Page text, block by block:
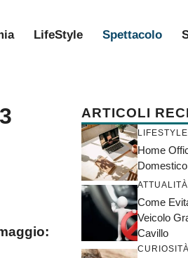
LifeStyle Spettacolo
ARTICOLI
LIFESTYLE
Home
ATTUALITÀ
Come
Veicolo
Cavillo
CURIOSITÀ